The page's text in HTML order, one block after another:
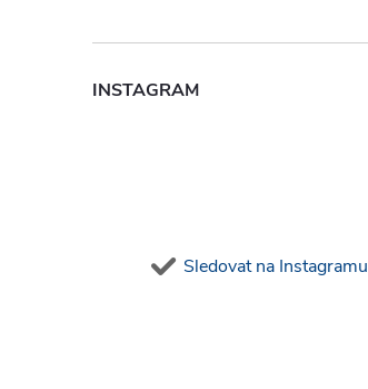
INSTAGRAM
Sledovat na Instagramu